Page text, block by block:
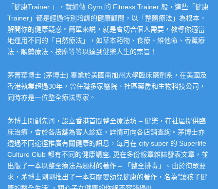
「健康Trainer 」，就如做 Gym 的 Fitness Trainer 般，這些「健康
Trainer」都是經過特別培訓的健康顧問，以「整體療法」為根本，
解開你的健康疑惑。簡單來説，就是會切合個人需要，教導你適當
地運用不同的「自然療法」，如草本葯物、食療、維他命、香薰療
法、順勢療法、按摩等等以達到健樂人生的宗旨！
茅菁華博士 (茅博士) 畢業於美國南加州大學臨床藥劑系，在美國及
香港執業超過30年，曾任職多家醫院、社區藥房和生物科技公司，
同時亦是一位整全療法專家。
茅博士開創先河，設立香港首間整全療法坊 – 健樂，在社區提供臨
床治療，會於各店舖為客人診症，詳情可向各店舖查詢。茅博士亦
透過不同途徑推廣有關健康的訊息，每月在 city super 的 Superlife
Culture Club 都有不同的健康講座, 更在多份報章雜誌發表文章，並
出版了一本以整全療法為題材的著作 – 「整全排毒」。由於徇眾要
求，茅博士剛剛推出了一本有關嬰幼兒健康的著作，名為”讓孩子健